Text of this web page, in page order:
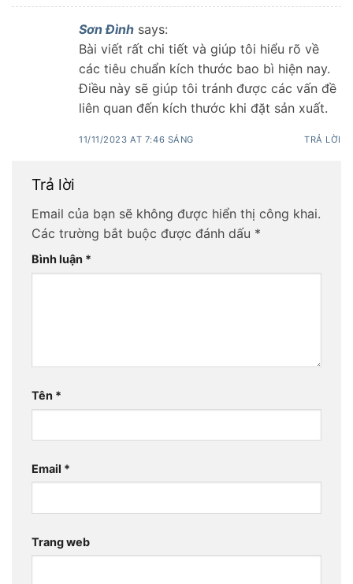
Sơn Đình says:
Bài viết rất chi tiết và giúp tôi hiểu rõ về
các tiêu chuẩn kích thước bao bì hiện nay.
Điều này sẽ giúp tôi tránh được các vấn đề
liên quan đến kích thước khi đặt sản xuất.
11/11/2023 AT 7:46 SÁNG TRẢ LỜI
Trả lời
Email của bạn sẽ không được hiển thị công khai.
Các trường bắt buộc được đánh dấu *
Bình luận *
Tên *
Email *
Trang web